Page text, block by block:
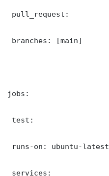
pull_request:
branches: [main]
jobs:
test:
runs-on: ubuntu-latest
services: